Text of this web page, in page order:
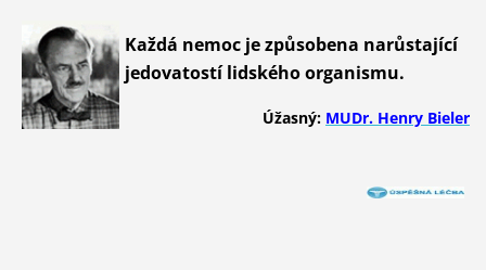
Každá nemoc je způsobena narůstající
jedovatostí lidského organismu.
Úžasný: MUDr. Henry Bieler